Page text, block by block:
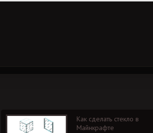
Как сделать стекло в
Майнкрафте